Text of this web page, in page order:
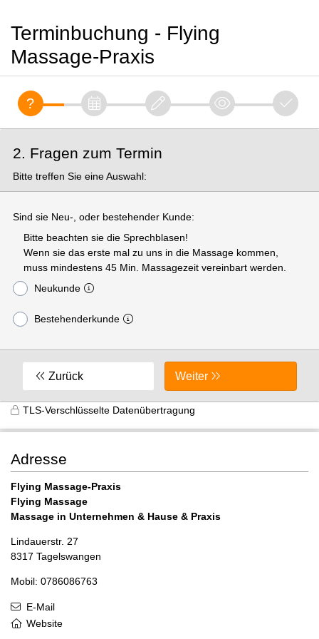
Terminbuchung - Flying
Massage-Praxis
2. Fragen zum Termin
Bitte treffen Sie eine Auswahl:
Sind sie Neu-, oder bestehender Kunde:
Bitte beachten sie die Sprechblasen!
Wenn sie das erste mal zu uns in die Massage kommen,
muss mindestens 45 Min. Massagezeit vereinbart werden.
Neukunde
Bestehenderkunde
Zurück Weiter
TLS-Verschlüsselte Datenübertragung
Adresse
Flying Massage-Praxis
Flying Massage
Massage in Unternehmen & Hause & Praxis
Lindauerstr. 27
8317 Tagelswangen
Mobil: 0786086763
E-Mail
Website